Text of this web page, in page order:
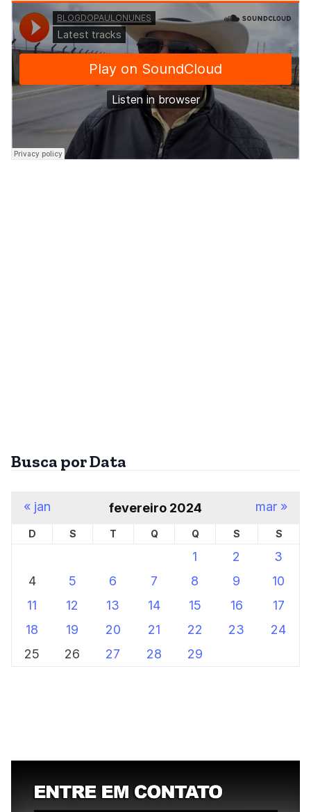
Busca por Data
fevereiro 2024
D S T Q Q S S
1 2
3
4
5 6 7 8 9
10
11
12 13 14 15 16
17
18
19 20 21 22 23
24
25
26 27 28 29
« jan mar »